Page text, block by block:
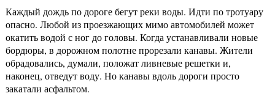
Каждый дождь по дороге бегут реки воды. Идти по тротуару
опасно. Любой из проезжающих мимо автомобилей может
окатить водой с ног до головы. Когда устанавливали новые
бордюры, в дорожном полотне прорезали канавы. Жители
обрадовались, думали, положат ливневые решетки и,
наконец, отведут воду. Но канавы вдоль дороги просто
закатали асфальтом.